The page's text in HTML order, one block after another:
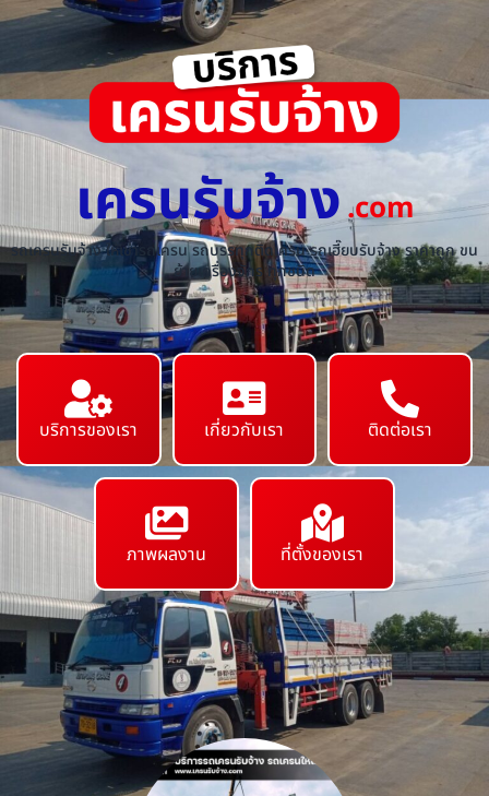
เครนรับจ้าง.com
รถเครนรับจ้าง ให้เช่ารถเครน รถบรรทุกติดเครน รถเฮี๊ยบรับจ้าง ราคาถูก ขน
ย้ายเครื่องจักร ทุกชนิด
บริการของเรา เกี่ยวกับเรา ติดต่อเรา
ภาพผลงาน ที่ตั้งของเรา